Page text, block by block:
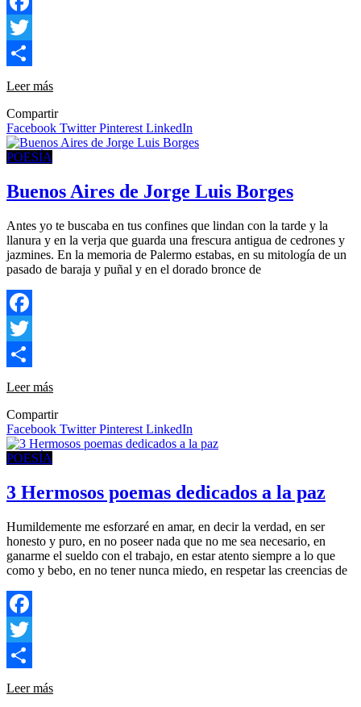
Facebook
Twitter
Compartir
Leer más
Compartir
Facebook TwitterPinterest LinkedIn
POESÍA
Buenos Aires de Jorge Luis Borges
Antes yo te buscaba en tus confines que lindan con la tarde y la
llanura y en la verja que guarda una frescura antigua de cedrones y
jazmines. En la memoria de Palermo estabas, en su mitología de un
pasado de baraja y puñal y en el dorado bronce de
Facebook
Twitter
Compartir
Leer más
Compartir
Facebook TwitterPinterest LinkedIn
POESÍA
3 Hermosos poemas dedicados a la paz
Humildemente me esforzaré en amar, en decir la verdad, en ser
honesto y puro, en no poseer nada que no me sea necesario, en
ganarme el sueldo con el trabajo, en estar atento siempre a lo que
como y bebo, en no tener nunca miedo, en respetar las creencias de
Facebook
Twitter
Compartir
Leer más